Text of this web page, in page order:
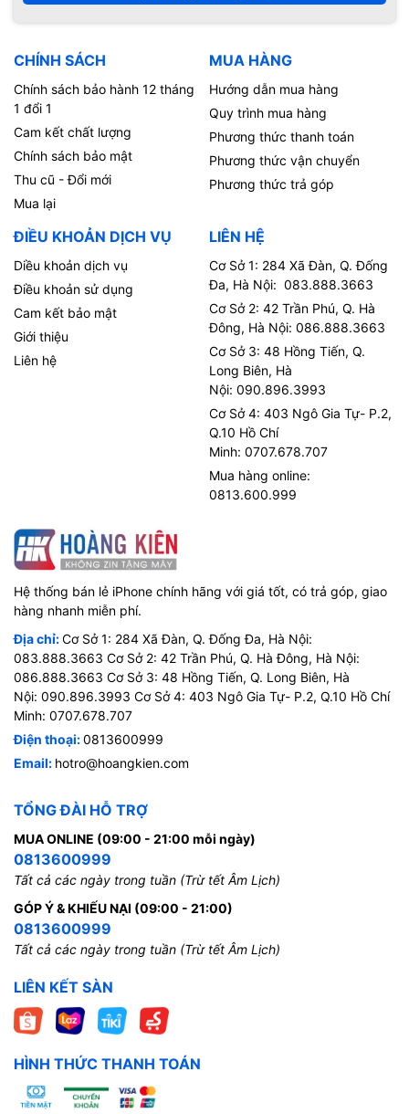
CHÍNH SÁCH
Chính sách bảo hành 12 tháng
1 đổi 1
Cam kết chất lượng
Chính sách bảo mật
Thu cũ - Đổi mới
Mua lại
MUA HÀNG
Hướng dẫn mua hàng
Quy trình mua hàng
Phương thức thanh toán
Phương thức vận chuyển
Phương thức trả góp
ĐIỀU KHOẢN DỊCH VỤ
Diều khoản dịch vụ
Điều khoản sử dụng
Cam kết bảo mật
Giới thiệu
Liên hệ
LIÊN HỆ
Cơ Sở 1: 284 Xã Đàn, Q. Đống
Đa, Hà Nội: 083.888.3663
Cơ Sở 2: 42 Trần Phú, Q. Hà
Đông, Hà Nội: 086.888.3663
Cơ Sở 3: 48 Hồng Tiến, Q.
Long Biên, Hà
Nội: 090.896.3993
Cơ Sở 4: 403 Ngô Gia Tự- P.2,
Q.10 Hồ Chí
Minh: 0707.678.707
Mua hàng online:
0813.600.999
Hệ thống bán lẻ iPhone chính hãng với giá tốt, có trả góp, giao
hàng nhanh miễn phí.
Địa chỉ:Cơ Sở 1: 284 Xã Đàn, Q. Đống Đa, Hà Nội:
083.888.3663 Cơ Sở 2: 42 Trần Phú, Q. Hà Đông, Hà Nội:
086.888.3663 Cơ Sở 3: 48 Hồng Tiến, Q. Long Biên, Hà
Nội: 090.896.3993 Cơ Sở 4: 403 Ngô Gia Tự- P.2, Q.10 Hồ Chí
Minh: 0707.678.707
Điện thoại:0813600999
Email: hotro@hoangkien.com
TỔNG ĐÀI HỖ TRỢ
MUA ONLINE (09:00 - 21:00 mỗi ngày)
0813600999
Tất cả các ngày trong tuần (Trừ tết Âm Lịch)
GÓP Ý & KHIẾU NẠI (09:00 - 21:00)
0813600999
Tất cả các ngày trong tuần (Trừ tết Âm Lịch)
LIÊN KẾT SÀN
HÌNH THỨC THANH TOÁN